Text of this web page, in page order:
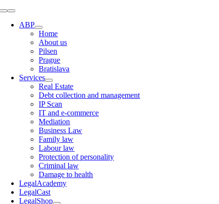
Skip
content
Toggle
Navigation
ABP
Home
About us
Pilsen
Prague
Bratislava
Services
Real Estate
Debt collection and management
IP Scan
IT and e-commerce
Mediation
Business Law
Family law
Labour law
Protection of personality
Criminal law
Damage to health
LegalAcademy
LegalCast
LegalShop